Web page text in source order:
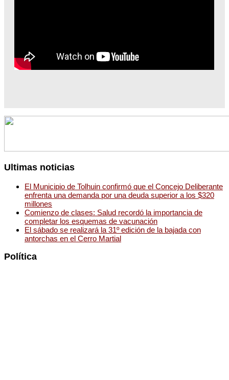
Ultimas noticias
El Municipio de Tolhuin confirmó que el Concejo Deliberante
enfrenta una demanda por una deuda superior a los $320
millones
Comienzo de clases: Salud recordó la importancia de
completar los esquemas de vacunación
El sábado se realizará la 31º edición de la bajada con
antorchas en el Cerro Martial
Política